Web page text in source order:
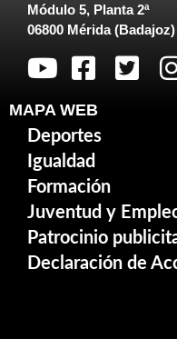
Módulo 5, Planta 2ª
06800 Mérida (Badajoz)
MAPA WEB
Deportes
Igualdad
Formación
Juventud y
Patrocinio
Declaración de